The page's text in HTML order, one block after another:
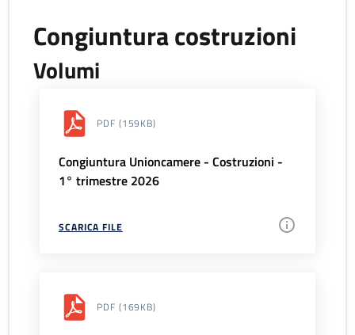
Congiuntura costruzioni
Volumi
PDF (159KB)
Congiuntura Unioncamere - Costruzioni -
1° trimestre 2026
SCARICA FILE
PDF (169KB)